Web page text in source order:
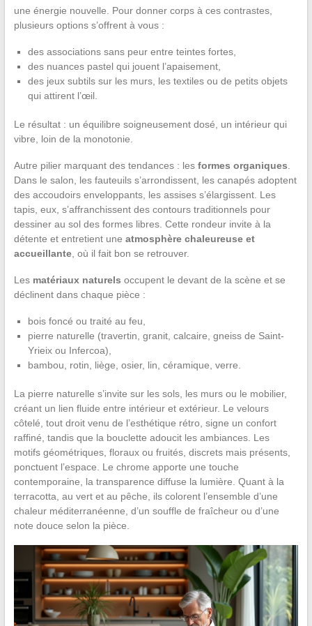
une énergie nouvelle. Pour donner corps à ces contrastes,
plusieurs options s’offrent à vous :
des associations sans peur entre teintes fortes,
des nuances pastel qui jouent l’apaisement,
des jeux subtils sur les murs, les textiles ou de petits objets
qui attirent l’œil.
Le résultat : un équilibre soigneusement dosé, un intérieur qui
vibre, loin de la monotonie.
Autre pilier marquant des tendances : les formes organiques
Dans le salon, les fauteuils s’arrondissent, les canapés adoptent
des accoudoirs enveloppants, les assises s’élargissent. Les
tapis, eux, s’affranchissent des contours traditionnels pour
dessiner au sol des formes libres. Cette rondeur invite à la
détente et entretient une atmosphère chaleureuse et
accueillante, où il fait bon se retrouver.
Les matériaux naturels occupent le devant de la scène et se
déclinent dans chaque pièce :
bois foncé ou traité au feu,
pierre naturelle (travertin, granit, calcaire, gneiss de Saint-
Yrieix ou Infercoa),
bambou, rotin, liège, osier, lin, céramique, verre.
La pierre naturelle s’invite sur les sols, les murs ou le mobilier,
créant un lien fluide entre intérieur et extérieur. Le velours
côtelé, tout droit venu de l’esthétique rétro, signe un confort
raffiné, tandis que la bouclette adoucit les ambiances. Les
motifs géométriques, floraux ou fruités, discrets mais présents,
ponctuent l’espace. Le chrome apporte une touche
contemporaine, la transparence diffuse la lumière. Quant à la
terracotta, au vert et au pêche, ils colorent l’ensemble d’une
chaleur méditerranéenne, d’un souffle de fraîcheur ou d’une
note douce selon la pièce.